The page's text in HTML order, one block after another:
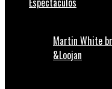
Martin White
&Loojan